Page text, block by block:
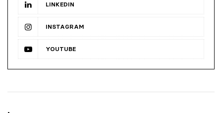
LINKEDIN
INSTAGRAM
YOUTUBE